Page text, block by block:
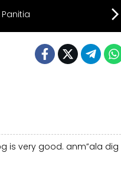
is very good. anm”ala dig